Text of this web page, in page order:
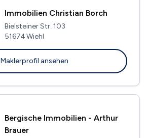
Immobilien Christian Borch
Bielsteiner Str. 103
51674 Wiehl
Maklerprofil ansehen
Bergische Immobilien - Arthur
Brauer